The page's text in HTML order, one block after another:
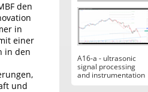
den
in
einer
in den
und
A16-a - ultrasonic
signal processing
and instrumentation